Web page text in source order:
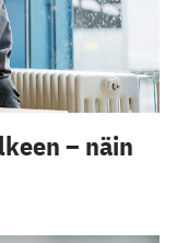
– näin